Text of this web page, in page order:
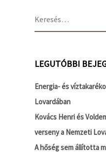
LEGUTÓBBI
Energia- és
Lovardában
Kovács Henri és
verseny a Nemzeti
A hőség sem állította